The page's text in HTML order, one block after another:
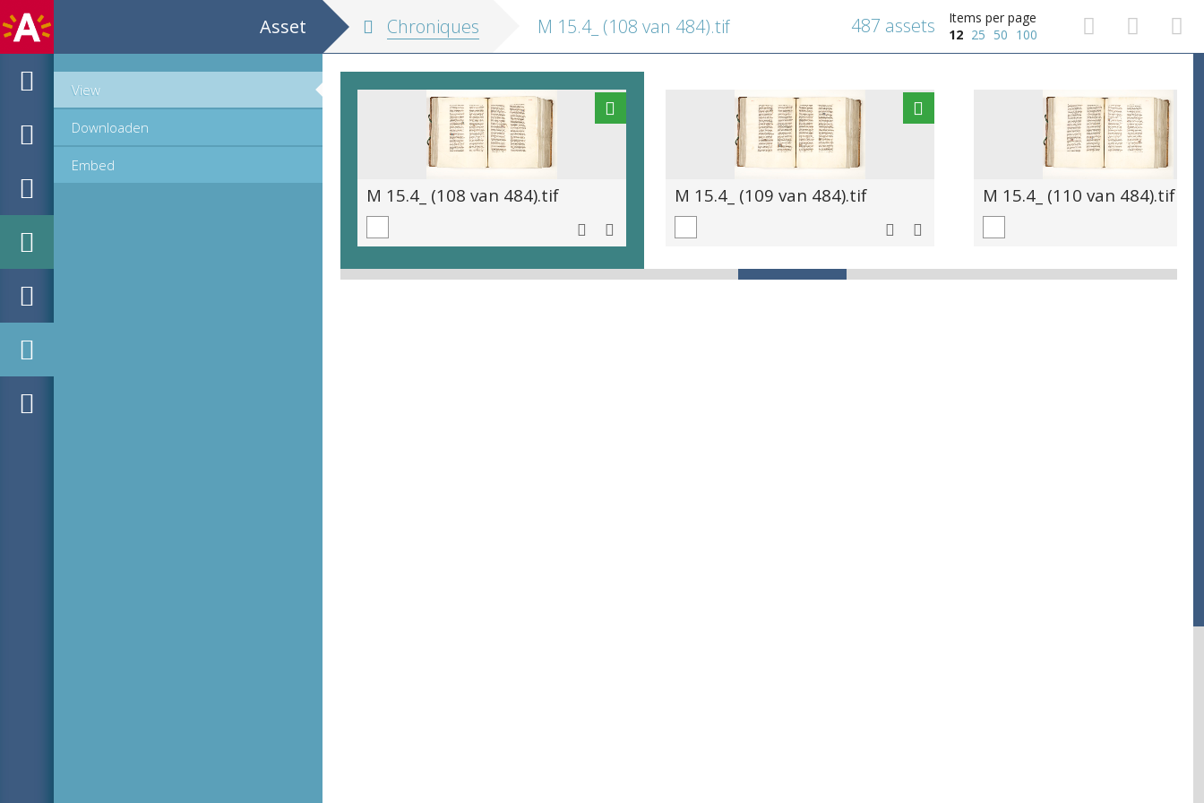
Asset
View
Downloaden
Embed
Chroniques M 15.4_ (108 van 484).tif
Items per page
12 25 50 100
487 assets
M 15.4_ (108 van 484).tif M 15.4_ (109 van 484).tif M 15.4_ (110 van 484).tif